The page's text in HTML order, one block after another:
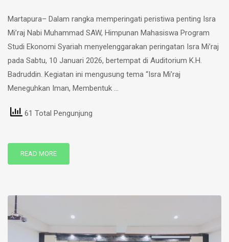
Martapura– Dalam rangka memperingati peristiwa penting Isra
Mi’raj Nabi Muhammad SAW, Himpunan Mahasiswa Program
Studi Ekonomi Syariah menyelenggarakan peringatan Isra Mi’raj
pada Sabtu, 10 Januari 2026, bertempat di Auditorium K.H.
Badruddin. Kegiatan ini mengusung tema “Isra Mi’raj
Meneguhkan Iman, Membentuk …
61 Total Pengunjung
READ MORE